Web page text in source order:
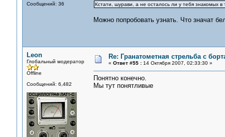
Сообщений: 36
Кстати, шурави, а не осталось ли у тебя знакомых
Можно попробовать узнать. Что значат
Leon
Глобальный модератор
Offline
Сообщений: 6,482
Re: Гранатометная стрельба с
« Ответ #55 :14 Октября 2007, 02:33:30 »
Понятно конечно.
Мы тут понятливые